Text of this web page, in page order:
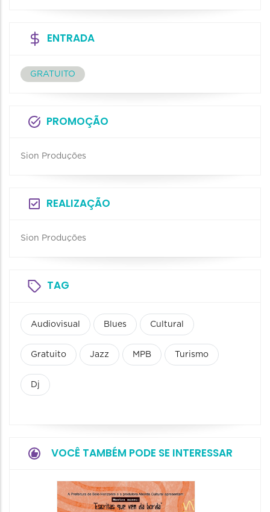
ENTRADA
GRATUITO
PROMOÇÃO
Sion Produções
REALIZAÇÃO
Sion Produções
TAG
Audiovisual Blues Cultural
Gratuito Jazz MPB Turismo
Dj
VOCÊ TAMBÉM PODE SE INTERESSAR